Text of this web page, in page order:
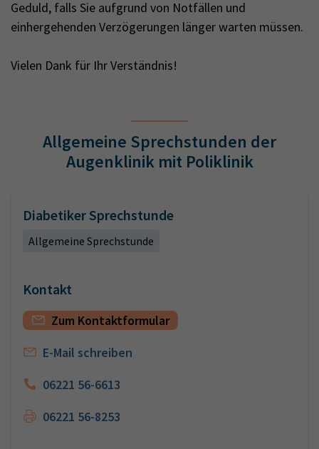
Geduld, falls Sie aufgrund von Notfällen und
einhergehenden Verzögerungen länger warten müssen.
Vielen Dank für Ihr Verständnis!
Allgemeine Sprechstunden der
Augenklinik mit Poliklinik
Diabetiker Sprechstunde
Allgemeine Sprechstunde
Kontakt
Zum Kontaktformular
E-Mail schreiben
06221 56-6613
06221 56-8253